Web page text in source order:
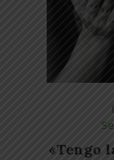
«Tengo